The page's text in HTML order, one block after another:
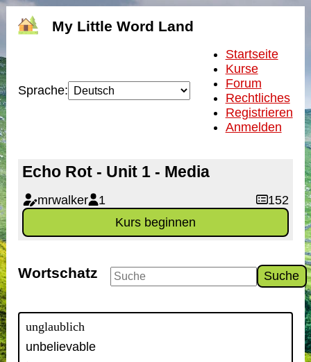
My Little Word Land
Sprache:
Startseite
Kurse
Forum
Rechtliches
Registrieren
Anmelden
Echo Rot - Unit 1 - Media
mrwalker 1
152
Kurs beginnen
Wortschatz Suche
unglaublich
unbelievable